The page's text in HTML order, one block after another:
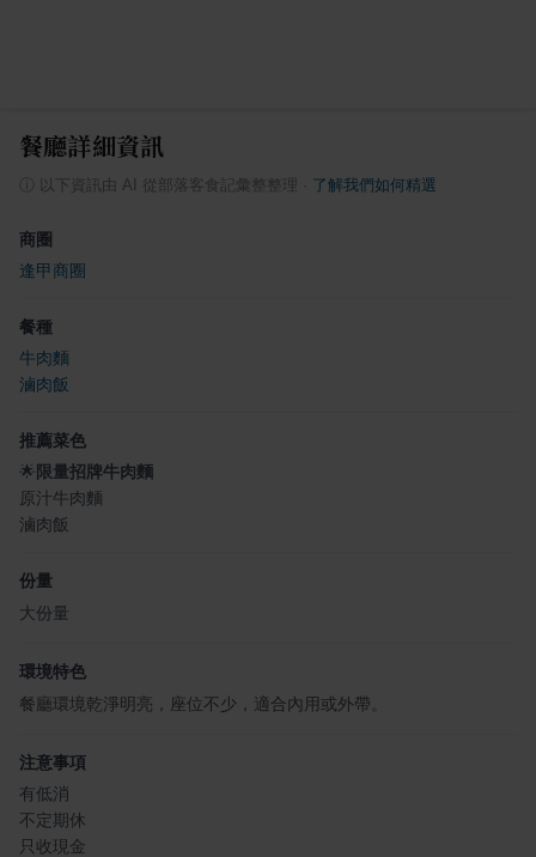
餐廳詳細資訊
以下資訊由 AI 從部落客食記彙整整理 了解我們如何精選
商圈
逢甲商圈
餐種
牛肉麵
滷肉飯
推薦菜色
🌟限量招牌牛肉麵
原汁牛肉麵
滷肉飯
份量
大份量
環境特色
餐廳環境乾淨明亮，座位不少，適合內用或外帶。
注意事項
有低消
不定期休
只收現金